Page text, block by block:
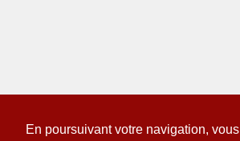
En poursuivant votre navigation, vous